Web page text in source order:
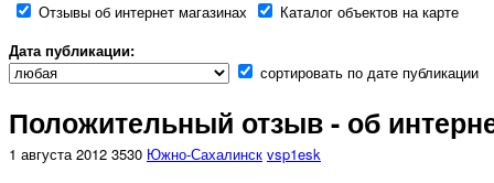
Отзывы об интернет магазинах
Каталог объектов на карте
Дата публикации:
сортировать по дате публикации
Положительный отзыв - об
1 августа 2012 3530 Южно-Сахалинск vsp1esk